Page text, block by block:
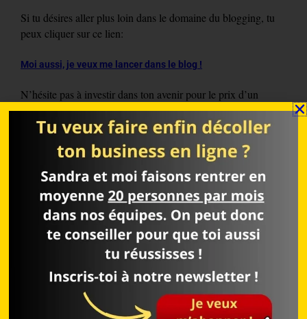
Si tu désires aller plus loin dans le domaine du blogging, tu
peux cliquer sur ce lien:
Moi aussi, je veux me lancer dans le blog !
N’hésite pas à investir dans ton avenir pour le prix d’un
MacDo.
Tu ne le regretteras pas !
Sandra et moi te souhaitons plein succès !
Tu as aimé cet article ?
Ne manque pas l’article phare actuellement le plus lu de notre
blog:
Atomy avis: ne les rejoins surtout pas avant de lire ceci !
Pour encore plus d’articles, cliqueICI